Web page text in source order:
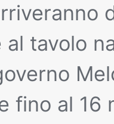
al tavolo
fino al 16